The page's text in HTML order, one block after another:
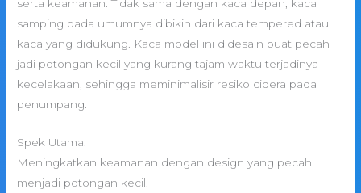
serta keamanan. Tidak sama dengan kaca depan, kaca
samping pada umumnya dibikin dari kaca tempered atau
kaca yang didukung. Kaca model ini didesain buat pecah
jadi potongan kecil yang kurang tajam waktu terjadinya
kecelakaan, sehingga meminimalisir resiko cidera pada
penumpang.
Spek Utama:
Meningkatkan keamanan dengan design yang pecah
menjadi potongan kecil.